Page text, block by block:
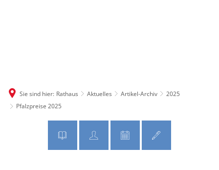
Sie sind hier: Rathaus Aktuelles Artikel-Archiv
2025
Pfalzpreise 2025